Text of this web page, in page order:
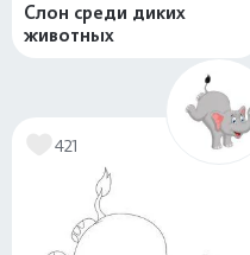
Слон среди диких
животных
421